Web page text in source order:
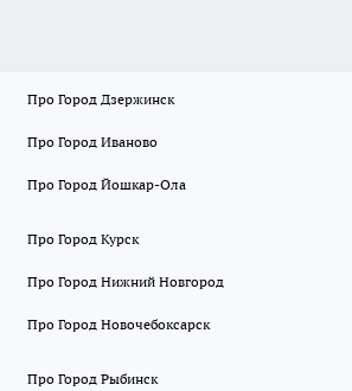
Про Город Дзержинск
Про Город Иваново
Про Город Йошкар-Ола
Про Город Курск
Про Город Нижний Новгород
Про Город Новочебоксарск
Про Город Рыбинск